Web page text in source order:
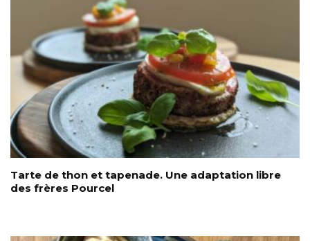
Tarte de thon et tapenade. Une adaptation libre
des frères Pourcel